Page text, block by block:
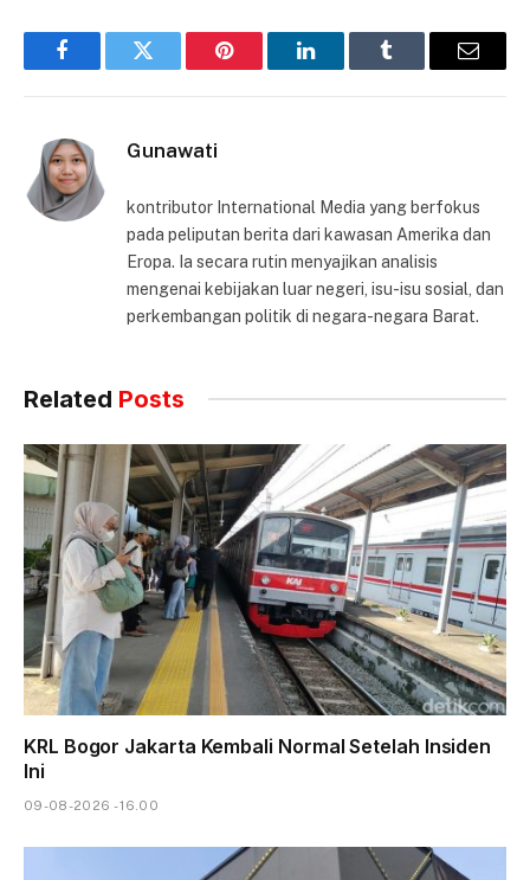
FacebookTwitter Pinterest LinkedInTumblr Email
Gunawati
kontributor International Media yang berfokus
pada peliputan berita dari kawasan Amerika dan
Eropa. Ia secara rutin menyajikan analisis
mengenai kebijakan luar negeri, isu-isu sosial, dan
perkembangan politik di negara-negara Barat.
Related Posts
KRL Bogor Jakarta Kembali Normal Setelah Insiden
Ini
09-08-2026 - 16.00